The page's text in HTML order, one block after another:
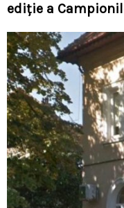
ediție a